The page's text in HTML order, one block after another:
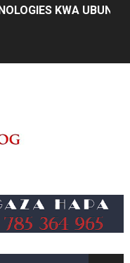
WA VYUO VYA
UCHUMI WA
WAKULIMA NA
MAKUBALIANO
WATEMBELEA